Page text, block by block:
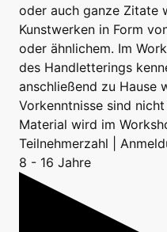
oder auch ganze Zitate
Kunstwerken in Form
oder ähnlichem. Im
des Handletterings
anschließend zu Hause
Vorkenntnisse sind
Material wird im
Teilnehmerzahl |
8 - 16 Jahre